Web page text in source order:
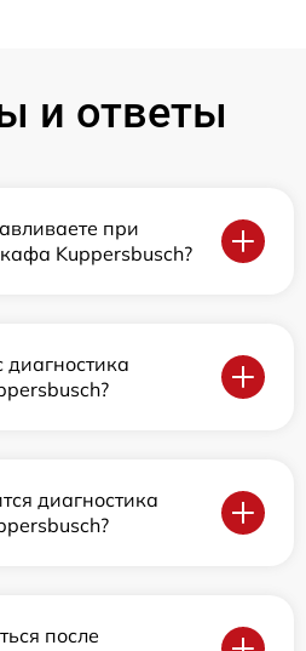
и ответы
при
Kuppersbusch?
диагностика
диагностика
после